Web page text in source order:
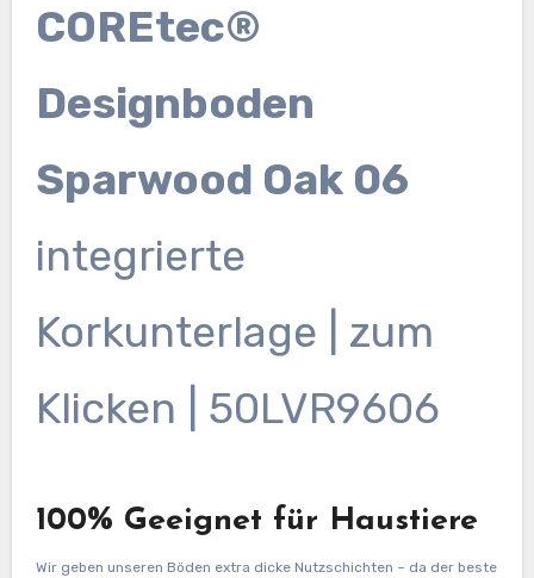
COREtec®
Designboden
Sparwood Oak 06
integrierte
Korkunterlage | zum
Klicken | 50LVR9606
100% Geeignet für Haustiere
Wir geben unseren Böden extra dicke Nutzschichten – da der beste